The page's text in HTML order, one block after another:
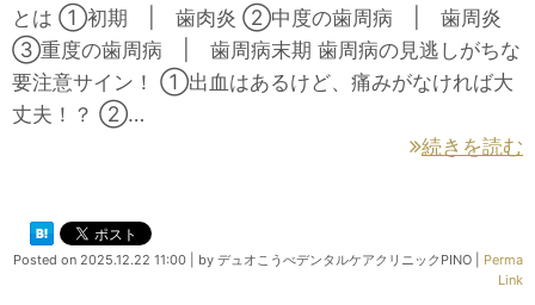
とは ①初期 | 歯肉炎 ②中度の歯周病 | 歯周炎
③重度の歯周病 | 歯周病末期 歯周病の見逃しがちな
要注意サイン！ ①出血はあるけど、痛みがなければ大
丈夫！？ ②…
続きを読む
Posted on 2025.12.22 11:00 by デュオこうべデンタルケアクリニックPINO
Perma
Link